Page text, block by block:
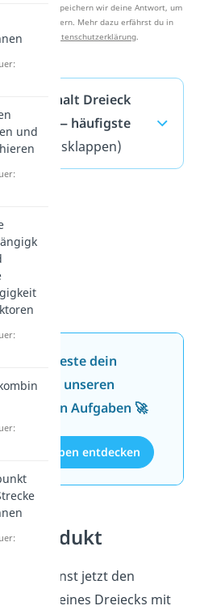
Beantwortung speichern wir deine Antwort, um
zu verbessern. Mehr dazu erfährst du in
unserer
Datenschutzerklärung
Flächeninhalt Dreieck
— häufigste
(ausklappen)
Jetzt neu: Teste dein
mit unseren
kostenlosen Aufgaben 🚀
Aufgaben entdecken
du kannst jetzt den
eines Dreiecks mit
und